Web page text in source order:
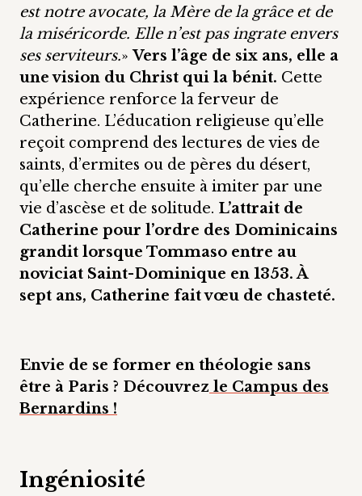
est notre avocate, la Mère de la grâce et de
la miséricorde. Elle n’est pas ingrate envers
ses serviteurs.»Vers l’âge de six ans, elle a
une vision du Christ qui la bénit. Cette
expérience renforce la ferveur de
Catherine. L’éducation religieuse qu’elle
reçoit comprend des lectures de vies de
saints, d’ermites ou de pères du désert,
qu’elle cherche ensuite à imiter par une
vie d’ascèse et de solitude. L’attrait de
Catherine pour l’ordre des Dominicains
grandit lorsque Tommaso entre au
noviciat Saint-Dominique en 1353. À
sept ans, Catherine fait vœu de chasteté.
Envie de se former en théologie sans
être à Paris ? Découvrez le Campus des
Bernardins !
Ingéniosité